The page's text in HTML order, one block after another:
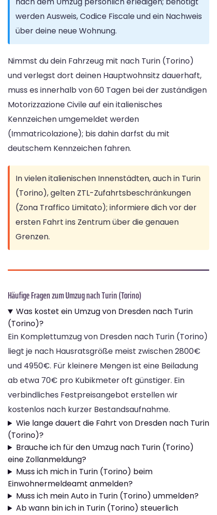
werden Ausweis, Codice Fiscale und ein Nachweis
über deine neue Wohnung.
Nimmst du dein Fahrzeug mit nach Turin (Torino)
und verlegst dort deinen Hauptwohnsitz dauerhaft,
muss es innerhalb von 60 Tagen bei der zuständigen
Motorizzazione Civile auf ein italienisches
Kennzeichen umgemeldet werden
(Immatricolazione); bis dahin darfst du mit
deutschem Kennzeichen fahren.
In vielen italienischen Innenstädten, auch in Turin
(Torino), gelten ZTL-Zufahrtsbeschränkungen
(Zona Traffico Limitato); informiere dich vor der
ersten Fahrt ins Zentrum über die genauen
Grenzen.
Häufige Fragen zum Umzug nach Turin (Torino)
Was kostet ein Umzug von Dresden nach Turin
(Torino)?
Ein Komplettumzug von Dresden nach Turin (Torino)
liegt je nach Hausratsgröße meist zwischen 2800€
und 4950€. Für kleinere Mengen ist eine Beiladung
ab etwa 70€ pro Kubikmeter oft günstiger. Ein
verbindliches Festpreisangebot erstellen wir
kostenlos nach kurzer Bestandsaufnahme.
Wie lange dauert die Fahrt von Dresden nach Turin
(Torino)?
Brauche ich für den Umzug nach Turin (Torino)
eine Zollanmeldung?
Muss ich mich in Turin (Torino) beim
Einwohnermeldeamt anmelden?
Muss ich mein Auto in Turin (Torino) ummelden?
Ab wann bin ich in Turin (Torino) steuerlich